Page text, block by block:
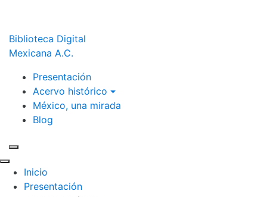
Biblioteca Digital
Mexicana A.C.
Presentación
Acervo histórico
México, una mirada
Blog
Inicio
Presentación